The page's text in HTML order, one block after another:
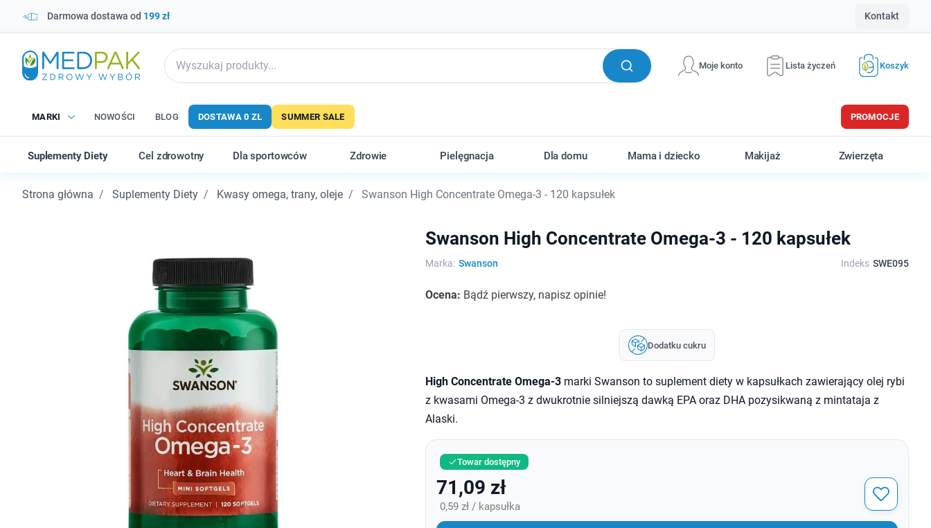
Darmowa dostawa od 199 zł Kontakt
Moje konto Lista życzeń Koszyk
MARKI NOWOŚCI BLOG DOSTAWA 0 ZŁ SUMMER SALE PROMOCJE
Suplementy Diety Cel zdrowotny Dla sportowców Zdrowie Pielęgnacja Dla domu Mama i dziecko Makijaż Zwierzęta
Strona główna Suplementy Diety Kwasy omega, trany, oleje Swanson High Concentrate Omega-3 - 120 kapsułek
Swanson High Concentrate Omega-3 - 120 kapsułek
Marka: Swanson Indeks SWE095
Ocena: Bądź pierwszy, napisz opinie!
Dodatku cukru
High Concentrate Omega-3marki Swanson to suplement diety w kapsułkach zawierający olej rybi
z kwasami Omega-3 z dwukrotnie silniejszą dawką EPA oraz DHA pozysikwaną z mintataja z
Alaski.
Towar dostępny
71,09 zł
0,59 zł / kapsułka